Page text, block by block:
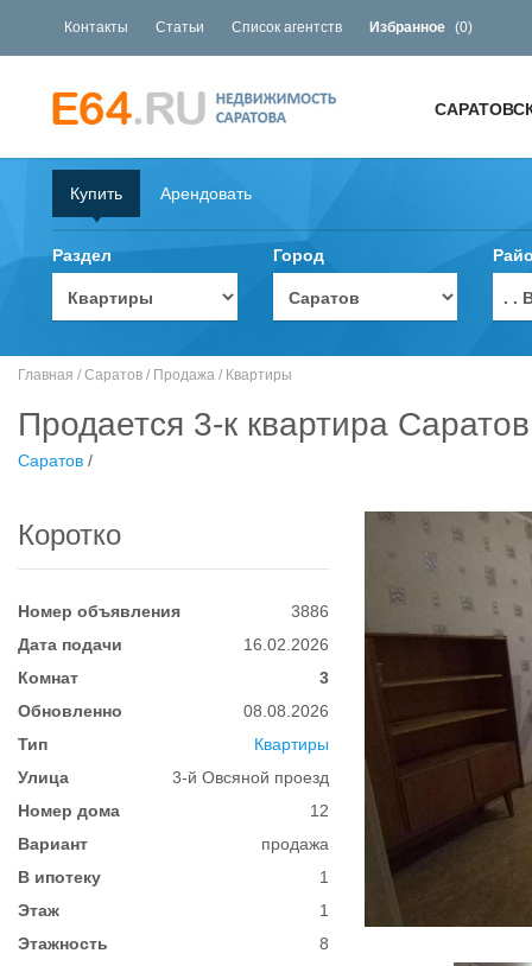
Контакты Статьи Список агентств Избранное (0)
Купить Арендовать
Раздел Город
. .
Главная / Саратов / Продажа / Квартиры
Продается 3-к квартира
Саратов /
Коротко
Номер объявления
3886
Дата подачи
16.02.2026
Комнат
3
Обновленно
08.08.2026
Тип
Квартиры
Улица
3-й Овсяной проезд
Номер дома
12
Вариант
продажа
В ипотеку
1
Этаж
1
Этажность
8